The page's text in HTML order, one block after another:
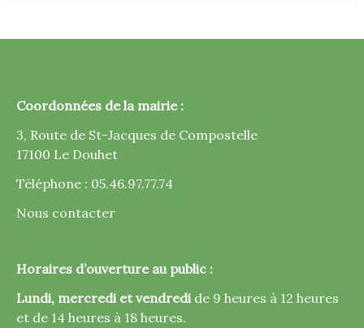
Coordonnées de la mairie :
3, Route de St-Jacques de Compostelle
17100 Le Douhet
Téléphone : 05.46.97.77.74
Nous contacter
Horaires d’ouverture au public :
Lundi, mercredi et vendredi de 9 heures à 12 heures
et de 14 heures à 18 heures.